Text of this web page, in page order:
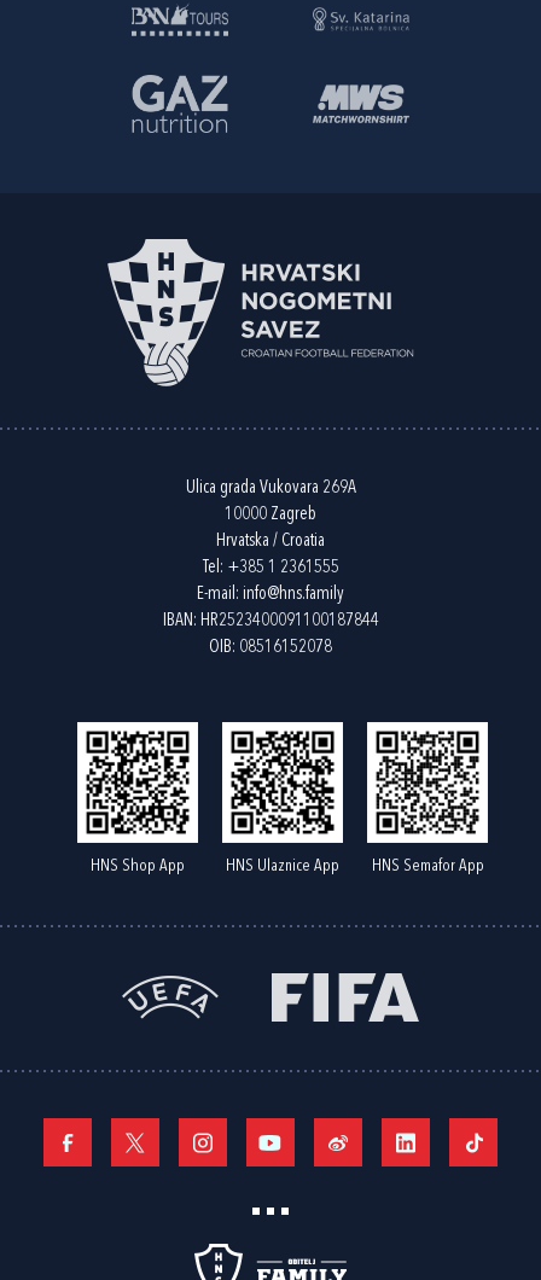
Ulica grada Vukovara 269A
10000 Zagreb
Hrvatska / Croatia
Tel: +385 1 2361555
E-mail: info@hns.family
IBAN: HR2523400091100187844
OIB: 08516152078
HNS Shop App HNS Ulaznice App HNS Semafor App